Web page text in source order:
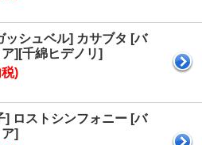
ッシュベル] カサブタ [バ
][千綿ヒデノリ]
)
] ロストシンフォニー [バ
]